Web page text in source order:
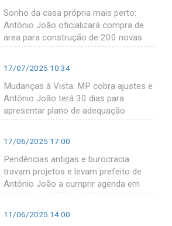
Sonho da casa própria mais perto:
Antônio João oficializará compra de
área para construção de 200 novas
17/07/2025 10:34
Mudanças à Vista: MP cobra ajustes e
Antônio João terá 30 dias para
apresentar plano de adequação
17/06/2025 17:00
Pendências antigas e burocracia
travam projetos e levam prefeito de
Antônio João a cumprir agenda em
11/06/2025 14:00